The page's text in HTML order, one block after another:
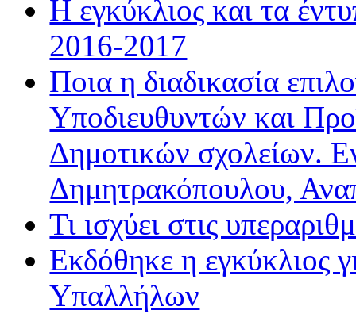
Η εγκύκλιος και τα
2016-2017
Ποια η διαδικασία
Υποδιευθυντών και
Δημοτικών σχολείων.
Δημητρακόπουλου,
Τι ισχύει στις
Εκδόθηκε η εγκύκλιος
Υπαλλήλων